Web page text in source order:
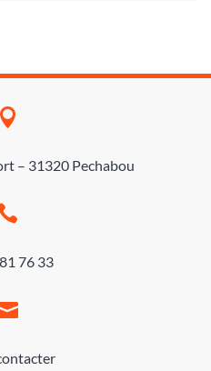

– 31320 Pechabou
76 33